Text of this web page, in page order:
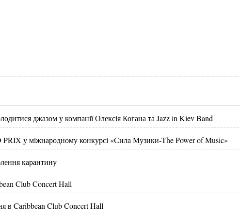
джазом у компанії Олексія Когана та Jazz in Kiev Band
у міжнародному конкурсі «Сила Музики-The Power of Music»
карантину
Club Concert Hall
в Caribbean Club Concert Hall